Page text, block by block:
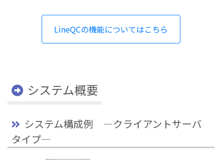
LineQCの機能についてはこちら
システム概要
システム構成例 ―クライアントサーバ
タイプ―